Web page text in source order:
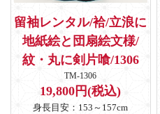
留袖レンタル/袷/立浪に
地紙絵と団扇絵文様/
紋・丸に剣片喰/1306
TM-1306
19,800円(税込)
身長目安：153～157cm